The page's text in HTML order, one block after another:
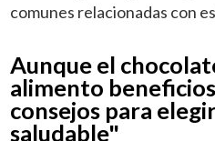
comunes relacionadas con
Aunque el
alimento
consejos para
saludable"